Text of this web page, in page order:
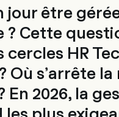
jour être
Cette
cercles HR
Où s’arrête
2026, la
les plus